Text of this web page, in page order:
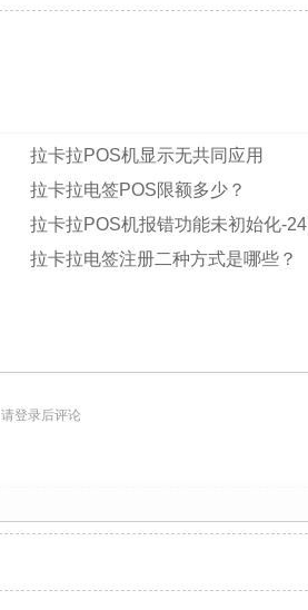
拉卡拉POS机显示无共同应用
拉卡拉电签POS限额多少？
拉卡拉POS机报错功能未初始化-24
拉卡拉电签注册二种方式是哪些？
请登录后评论